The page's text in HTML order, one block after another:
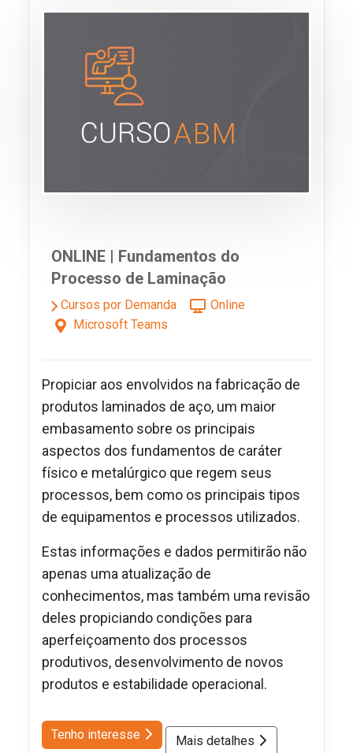
ONLINE | Fundamentos do
Processo de Laminação
Cursos por Demanda
Online
Microsoft Teams
Propiciar aos envolvidos na fabricação de
produtos laminados de aço, um maior
embasamento sobre os principais
aspectos dos fundamentos de caráter
físico e metalúrgico que regem seus
processos, bem como os principais tipos
de equipamentos e processos utilizados.
Estas informações e dados permitirão não
apenas uma atualização de
conhecimentos, mas também uma revisão
deles propiciando condições para
aperfeiçoamento dos processos
produtivos, desenvolvimento de novos
produtos e estabilidade operacional.
Tenho interesse Mais detalhes